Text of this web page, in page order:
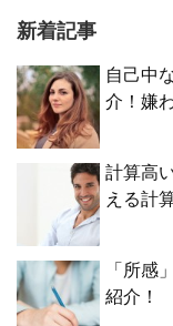
新着記事
自己中
介！嫌
計算高
える計
「所感
紹介！